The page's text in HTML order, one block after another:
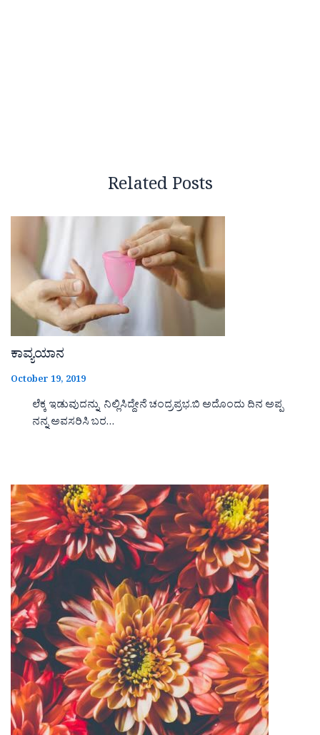
Related Posts
ಕಾವ್ಯಯಾನ
October 19, 2019
ಲೆಕ್ಕ ಇಡುವುದನ್ನು ನಿಲ್ಲಿಸಿದ್ದೇನೆ ಚಂದ್ರಪ್ರಭ.ಬಿ ಅದೊಂದು ದಿನ ಅಪ್ಪ
ನನ್ನ ಅವಸರಿಸಿ ಬರ…